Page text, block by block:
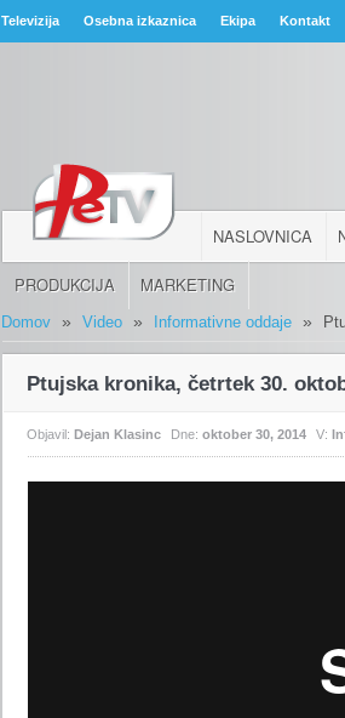
Televizija Osebna izkaznica Ekipa Kontakt
NASLOVNICA
PRODUKCIJA MARKETING
Domov » Video » Informativne oddaje »
Ptujska kronika, četrtek 30.
Objavil:Dejan Klasinc Dne:oktober 30, 2014 V: